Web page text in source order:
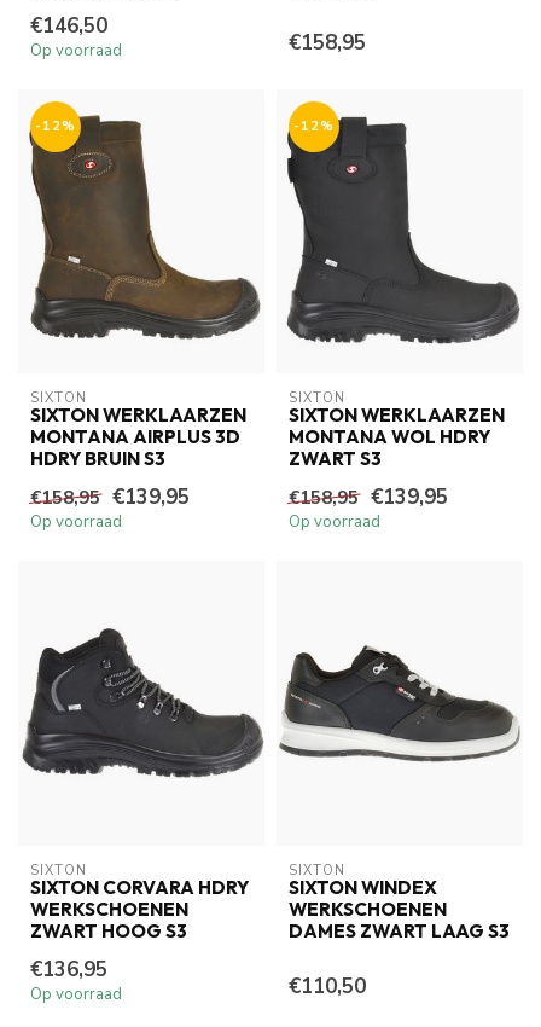
€146,50
Op voorraad €158,95
-12%
SIXTON
SIXTON WERKLAARZEN
MONTANA AIRPLUS 3D
HDRY BRUIN S3
€158,95 €139,95
Op voorraad
-12%
SIXTON
SIXTON WERKLAARZEN
MONTANA WOL HDRY
ZWART S3
€158,95 €139,95
Op voorraad
SIXTON
SIXTON CORVARA HDRY
WERKSCHOENEN
ZWART HOOG S3
€136,95
Op voorraad
SIXTON
SIXTON WINDEX
WERKSCHOENEN
DAMES ZWART LAAG S3
€110,50